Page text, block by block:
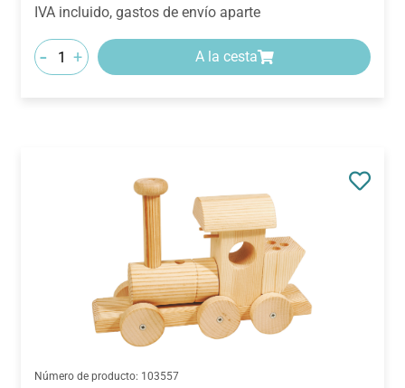
IVA incluido, gastos de envío aparte
- + A la cesta
Número de producto: 103557